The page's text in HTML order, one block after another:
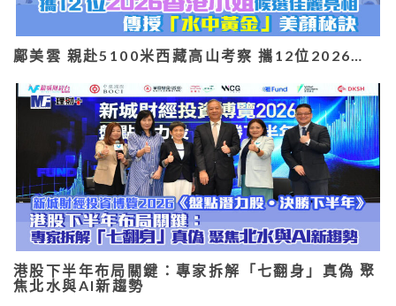
鄺美雲 親赴5100米西藏高山考察 攜12位2026…
港股下半年布局關鍵：專家拆解「七翻身」真偽 聚
焦北水與AI新趨勢